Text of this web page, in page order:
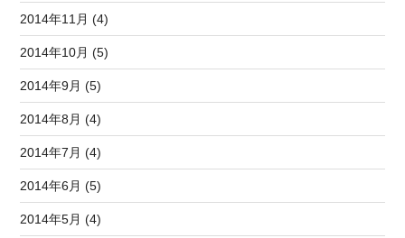
2014年11月 (4)
2014年10月 (5)
2014年9月 (5)
2014年8月 (4)
2014年7月 (4)
2014年6月 (5)
2014年5月 (4)